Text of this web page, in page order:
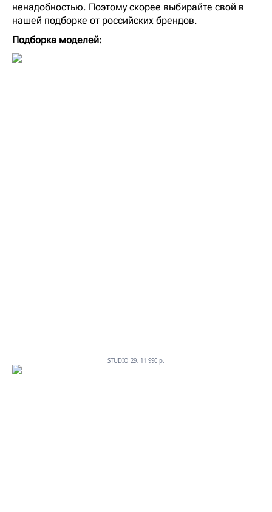
ненадобностью. Поэтому скорее выбирайте свой в
нашей подборке от российских брендов.
Подборка моделей:
STUDIO 29, 11 990 p.